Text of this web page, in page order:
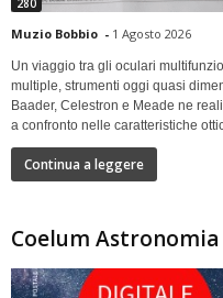
280
Muzio Bobbio - 1 Agosto 2026
Un viaggio tra gli oculari
multiple, strumenti oggi quasi
Baader, Celestron e Meade ne
a confronto nelle caratteristiche
Continua a leggere
Coelum